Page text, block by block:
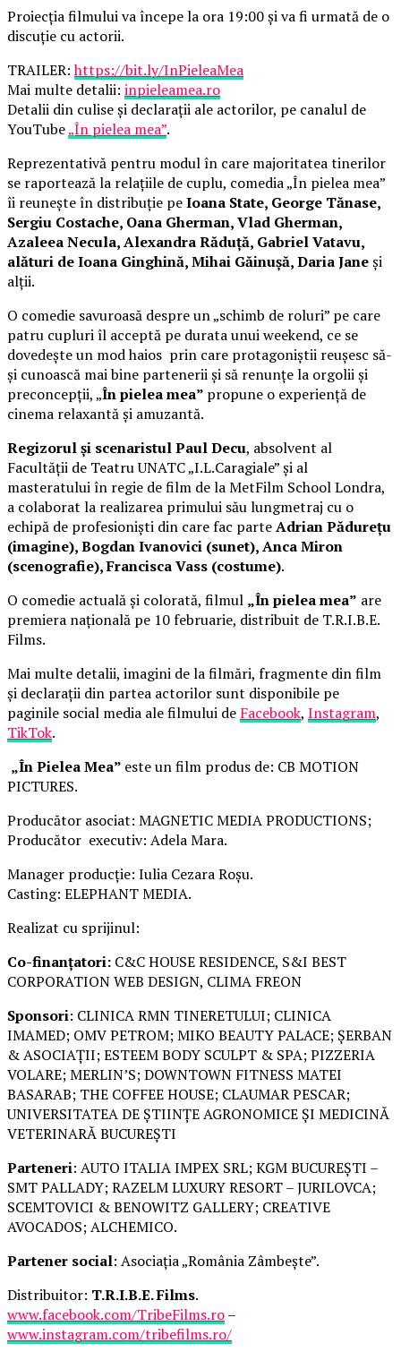
Proiecția filmului va începe la ora 19:00 și va fi urmată de o
discuție cu actorii.
TRAILER:https://bit.ly/InPieleaMea
Mai multe detalii: inpieleamea.ro
Detalii din culise și declarații ale actorilor, pe canalul de
YouTube„În pielea mea”.
Reprezentativă pentru modul în care majoritatea tinerilor
se raportează la relațiile de cuplu, comedia „În pielea mea”
îi reunește în distribuție peIoana State, George Tănase,
Sergiu Costache, Oana Gherman, Vlad Gherman,
Azaleea Necula, Alexandra Răduță, Gabriel Vatavu,
alături de Ioana Ginghină, Mihai Găinușă, Daria Janeși
alții.
O comedie savuroasă despre un „schimb de roluri” pe care
patru cupluri îl acceptă pe durata unui weekend, ce se
dovedește un mod haios prin care protagoniștii reușesc să-
și cunoască mai bine partenerii și să renunțe la orgolii și
preconcepții, „În pielea mea” propune o experiență de
cinema relaxantă și amuzantă.
Regizorul și scenaristul Paul Decu, absolvent al
Facultății de Teatru UNATC „I.L.Caragiale” și al
masteratului în regie de film de la MetFilm School Londra,
a colaborat la realizarea primului său lungmetraj cu o
echipă de profesioniști din care fac parteAdrian Pădurețu
(imagine), Bogdan Ivanovici (sunet), Anca Miron
(scenografie), Francisca Vass (costume).
O comedie actuală și colorată, filmul „În pielea mea” are
premiera națională pe 10 februarie, distribuit de T.R.I.B.E.
Films.
Mai multe detalii, imagini de la filmări, fragmente din film
și declarații din partea actorilor sunt disponibile pe
paginile social media ale filmului de Facebook, Instagram,
TikTok.
„În Pielea Mea” este un film produs de: CB MOTION
PICTURES.
Producător asociat: MAGNETIC MEDIA PRODUCTIONS;
Producător executiv: Adela Mara.
Manager producție: Iulia Cezara Roșu.
Casting: ELEPHANT MEDIA.
Realizat cu sprijinul:
Co-finanțatori: C&C HOUSE RESIDENCE, S&I BEST
CORPORATION WEB DESIGN, CLIMA FREON
Sponsori: CLINICA RMN TINERETULUI; CLINICA
IMAMED; OMV PETROM; MIKO BEAUTY PALACE; ȘERBAN
& ASOCIAȚII; ESTEEM BODY SCULPT & SPA; PIZZERIA
VOLARE; MERLIN’S; DOWNTOWN FITNESS MATEI
BASARAB; THE COFFEE HOUSE; CLAUMAR PESCAR;
UNIVERSITATEA DE ȘTIINȚE AGRONOMICE ȘI MEDICINĂ
VETERINARĂ BUCUREȘTI
Parteneri: AUTO ITALIA IMPEX SRL; KGM BUCUREȘTI –
SMT PALLADY; RAZELM LUXURY RESORT – JURILOVCA;
SCEMTOVICI & BENOWITZ GALLERY; CREATIVE
AVOCADOS; ALCHEMICO.
Partener social: Asociația „România Zâmbește”.
Distribuitor: T.R.I.B.E. Films.
www.facebook.com/TribeFilms.ro–
www.instagram.com/tribefilms.ro/